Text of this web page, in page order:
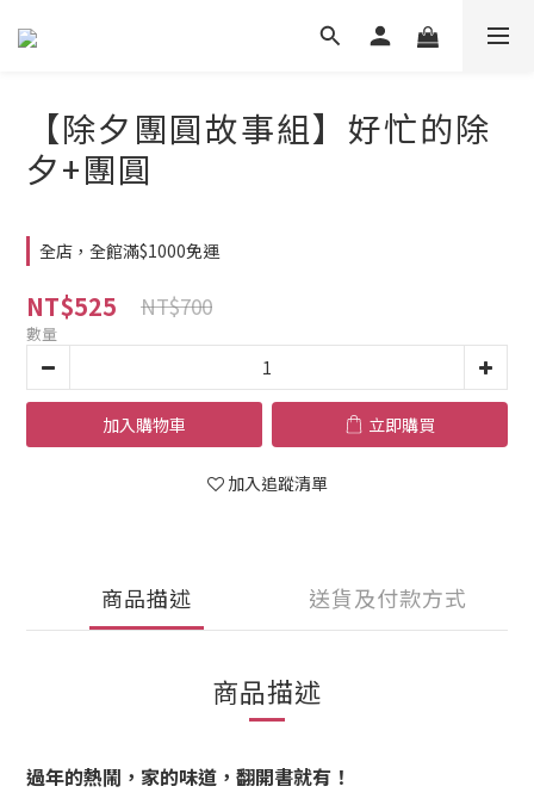
【除夕團圓故事組】好忙的除
夕+團圓
全店，全館滿$1000免運
NT$525 NT$700
數量
加入購物車 立即購買
加入追蹤清單
商品描述 送貨及付款方式
商品描述
過年的熱鬧，家的味道，翻開書就有！